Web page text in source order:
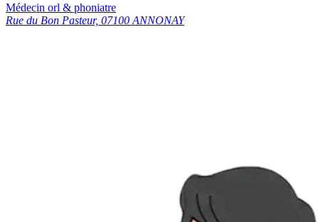
Médecin orl & phoniatre
Rue du Bon Pasteur, 07100 ANNONAY